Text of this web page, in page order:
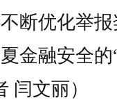
断优化举
金融安全的
闫文丽）